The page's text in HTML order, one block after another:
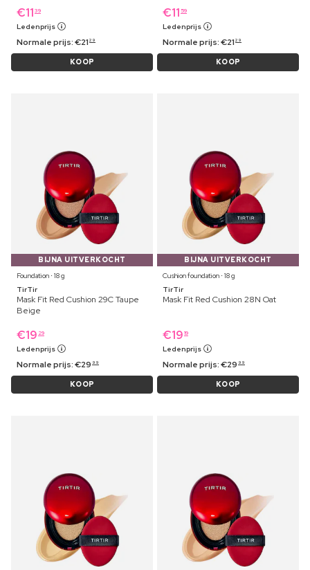
€11 39
Ledenprijs
Normale prijs:€21 29
KOOP
€11 59
Ledenprijs
Normale prijs:€21 29
KOOP
BIJNA UITVERKOCHT
Foundation ⋅ 18 g
TirTir
Mask Fit Red Cushion 29C Taupe
Beige
€19 29
Ledenprijs
Normale prijs:€29 99
KOOP
BIJNA UITVERKOCHT
Cushion foundation ⋅ 18 g
TirTir
Mask Fit Red Cushion 28N Oat
€19 19
Ledenprijs
Normale prijs:€29 99
KOOP